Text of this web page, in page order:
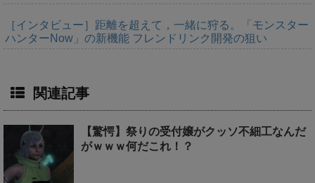
［インタビュー］距離を超えて，一緒に狩る。「モンスター
ハンターNow」の新機能 フレンドリンク開発の狙い
関連記事
【驚愕】祭りの受付嬢がクッソ不細工なんだ
がｗｗｗ何だこれ！？